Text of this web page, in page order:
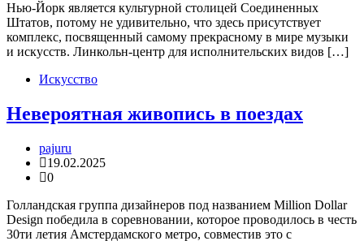
Нью-Йорк является культурной столицей Соединенных
Штатов, потому не удивительно, что здесь присутствует
комплекс, посвященный самому прекрасному в мире музыки
и искусств. Линкольн-центр для исполнительских видов […]
Искусство
Невероятная живопись в поездах
pajuru
19.02.2025
0
Голландская группа дизайнеров под названием Million Dollar
Design победила в соревновании, которое проводилось в честь
30ти летия Амстердамского метро, совместив это с